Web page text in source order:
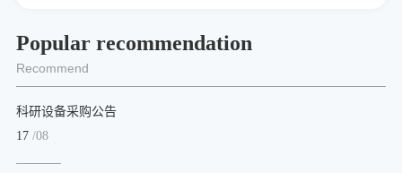
Popular recommendation
Recommend
科研设备采购公告
17 /08